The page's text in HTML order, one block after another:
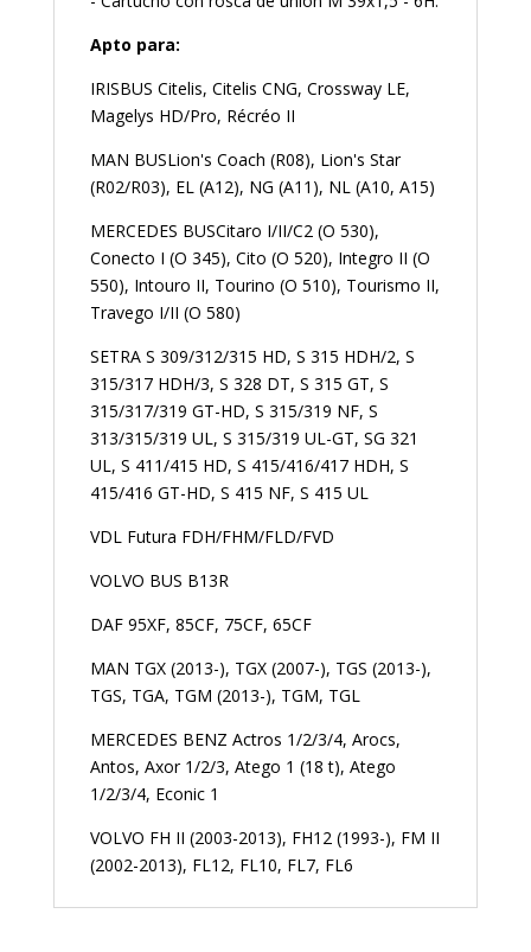
Apto para:
IRISBUS Citelis, Citelis CNG, Crossway LE,
Magelys HD/Pro, Récréo II
MAN BUSLion's Coach (R08), Lion's Star
(R02/R03), EL (A12), NG (A11), NL (A10, A15)
MERCEDES BUSCitaro I/II/C2 (O 530),
Conecto I (O 345), Cito (O 520), Integro II (O
550), Intouro II, Tourino (O 510), Tourismo II,
Travego I/II (O 580)
SETRA S 309/312/315 HD, S 315 HDH/2, S
315/317 HDH/3, S 328 DT, S 315 GT, S
315/317/319 GT-HD, S 315/319 NF, S
313/315/319 UL, S 315/319 UL-GT, SG 321
UL, S 411/415 HD, S 415/416/417 HDH, S
415/416 GT-HD, S 415 NF, S 415 UL
VDL Futura FDH/FHM/FLD/FVD
VOLVO BUS B13R
DAF 95XF, 85CF, 75CF, 65CF
MAN TGX (2013-), TGX (2007-), TGS (2013-),
TGS, TGA, TGM (2013-), TGM, TGL
MERCEDES BENZ Actros 1/2/3/4, Arocs,
Antos, Axor 1/2/3, Atego 1 (18 t), Atego
1/2/3/4, Econic 1
VOLVO FH II (2003-2013), FH12 (1993-), FM II
(2002-2013), FL12, FL10, FL7, FL6